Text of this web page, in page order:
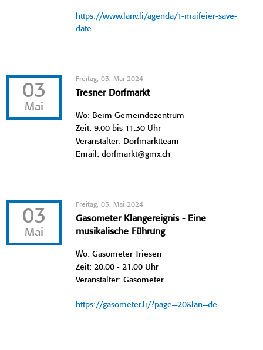
https://www.lanv.li/agenda/1-maifeier-save-
date
03
Mai
Freitag, 03. Mai 2024
Tresner Dorfmarkt
Wo: Beim Gemeindezentrum
Zeit: 9.00 bis 11.30 Uhr
Veranstalter: Dorfmarktteam
Email: dorfmarkt@gmx.ch
03
Mai
Freitag, 03. Mai 2024
Gasometer Klangereignis - Eine
musikalische Führung
Wo: Gasometer Triesen
Zeit: 20.00 - 21.00 Uhr
Veranstalter: Gasometer
https://gasometer.li/?page=20&lan=de